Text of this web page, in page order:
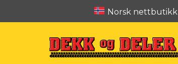
Norsk nettbutikk